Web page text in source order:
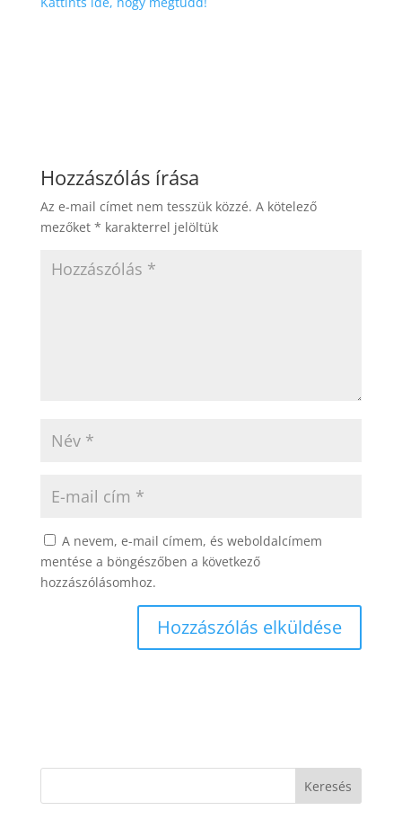
Hozzászólás írása
Az e-mail címet nem tesszük közzé. A kötelező
mezőket * karakterrel jelöltük
A nevem, e-mail címem, és weboldalcímem
mentése a böngészőben a következő
hozzászólásomhoz.